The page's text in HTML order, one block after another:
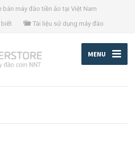
bán máy đào tiền ảo tại Việt Nam
biết
Tài liệu sử dụng máy đào
MENU